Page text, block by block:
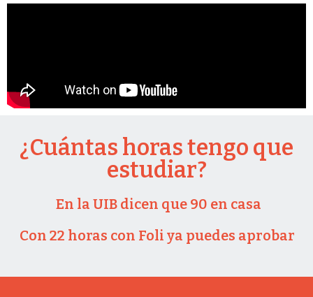
¿Cuántas horas tengo que
estudiar?
En la UIB dicen que 90 en casa
Con 22 horas con Foli ya puedes aprobar